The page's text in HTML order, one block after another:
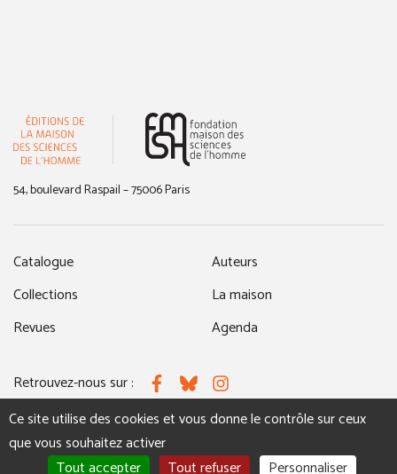
54, boulevard Raspail – 75006 Paris
Catalogue
Collections
Revues
Auteurs
La maison
Agenda
Retrouvez-nous sur : FacebookBlueskyInstagram
MENTIONS LÉGALES NOUS CONTACTER
Ce site utilise des cookies et vous donne le contrôle sur ceux
que vous souhaitez activer
Tout accepter
Tout refuser Personnaliser